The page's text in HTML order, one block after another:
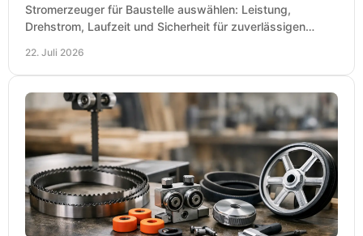
Stromerzeuger für Baustelle auswählen: Leistung,
Drehstrom, Laufzeit und Sicherheit für zuverlässigen
22. Juli 2026